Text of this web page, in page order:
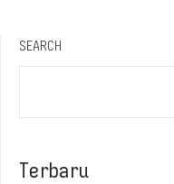
SEARCH
Terbaru